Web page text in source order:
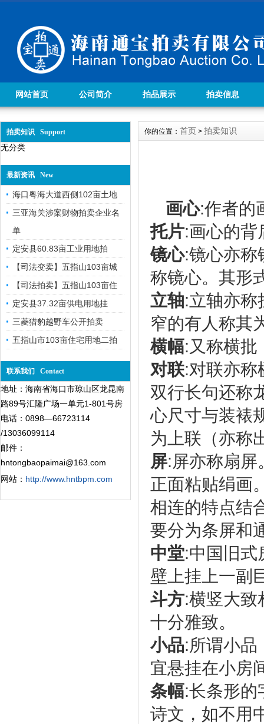
网站首页 公司简介 拍品展示 拍卖信息
拍卖知识 Support
无分类
最新资讯 New
海口粤海大道西侧102亩土地
三亚海关涉案财物拍卖企业名
单
定安县60.83亩工业用地拍
【司法变卖】五指山103亩城
【司法拍卖】五指山103亩住
定安县37.32亩供电用地挂
三菱猎豹越野车公开拍卖
五指山市103亩住宅用地二拍
联系我们 Contact
地址：海南省海口市琼山区龙昆南
路89号汇隆广场一单元1-801号房
电话：0898—66723114
/13036099114
邮件：
hntongbaopaimai@163.com
网站： http://www.hntbpm.com
你的位置： 首页 > 拍卖知识
画心:作者的
托片:画心的背
镜心:镜心亦称
称镜心。其形
立轴:立轴亦称
窄的有人称其
横幅:又称横批
对联:对联亦称
双行长句还称
心尺寸与装裱
为上联（亦称
屏:屏亦称扇
正面粘贴绢画
相连的特点结
要分为条屏和
中堂:中国旧式
壁上挂上一副
斗方:横竖大致
十分雅致。
小品:所谓小品
宜悬挂在小房
条幅:长条形的
诗文，如不用